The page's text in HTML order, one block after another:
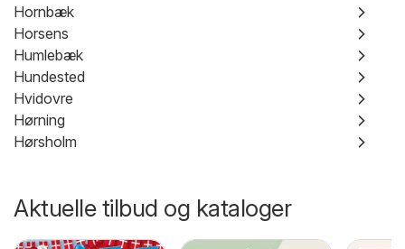
Hornbæk
Horsens
Humlebæk
Hundested
Hvidovre
Hørning
Hørsholm
Aktuelle tilbud og kataloger